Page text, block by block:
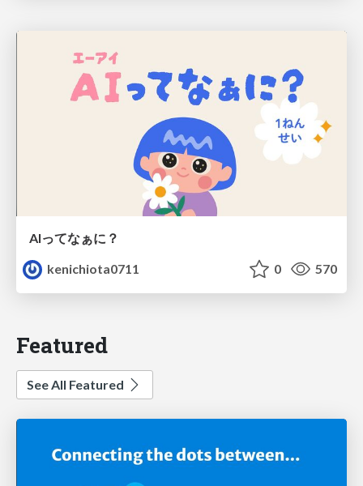
AIってなぁに？
kenichiota0711
0 570
Featured
See All Featured